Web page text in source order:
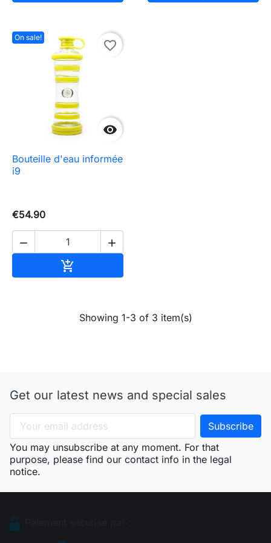
On sale!

favorite_border
Bouteille d'eau informée
i9
€54.90
 

Showing 1-3 of 3 item(s)
Get our latest news and special sales
You may unsubscribe at any moment. For that
purpose, please find our contact info in the legal
notice.